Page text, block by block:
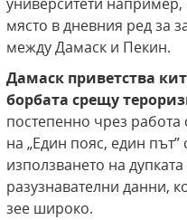
университети
място в дневния ред за
между Дамаск и Пекин.
Дамаск приветства
борбата срещу
постепенно чрез работа
на „Един пояс, един път”
използването на
разузнавателни данни,
зее широко.